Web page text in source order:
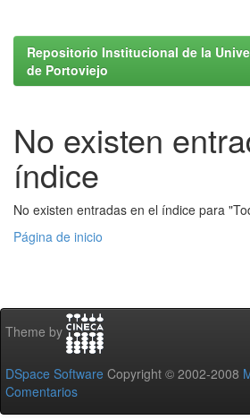
Repositorio Institucional de la
de Portoviejo
No existen
índice
No existen entradas en el índice para
Página de inicio
Theme by
DSpace Software Copyright © 2002-2008
Comentarios